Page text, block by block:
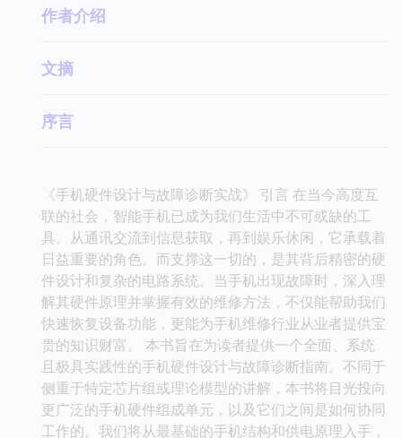
作者介绍
文摘
序言
《手机硬件设计与故障诊断实战》 引言 在当今高度互
联的社会，智能手机已成为我们生活中不可或缺的工
具。从通讯交流到信息获取，再到娱乐休闲，它承载着
日益重要的角色。而支撑这一切的，是其背后精密的硬
件设计和复杂的电路系统。当手机出现故障时，深入理
解其硬件原理并掌握有效的维修方法，不仅能帮助我们
快速恢复设备功能，更能为手机维修行业从业者提供宝
贵的知识财富。 本书旨在为读者提供一个全面、系统
且极具实践性的手机硬件设计与故障诊断指南。不同于
侧重于特定芯片组或理论模型的讲解，本书将目光投向
更广泛的手机硬件组成单元，以及它们之间是如何协同
工作的。我们将从最基础的手机结构和供电原理入手，